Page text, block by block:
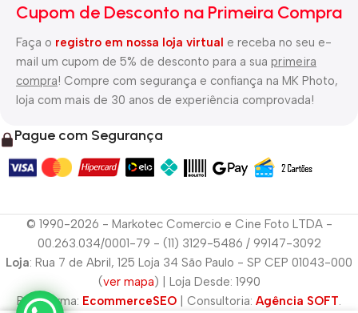
Cupom de Desconto na Primeira Compra
Faça o registro em nossa loja virtual e receba no seu e-
mail um cupom de 5% de desconto para a sua primeira
compra! Compre com segurança e confiança na MK Photo,
loja com mais de 30 anos de experiência comprovada!
Pague com Segurança
© 1990-2026 - Markotec Comercio e Cine Foto LTDA -
00.263.034/0001-79 - (11) 3129-5486 / 99147-3092
Loja: Rua 7 de Abril, 125 Loja 34 São Paulo - SP CEP 01043-000
(ver mapa) | Loja Desde: 1990
Plataforma: EcommerceSEO | Consultoria: Agência SOFT.